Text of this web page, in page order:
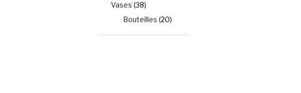
Vases (38)
Bouteilles (20)